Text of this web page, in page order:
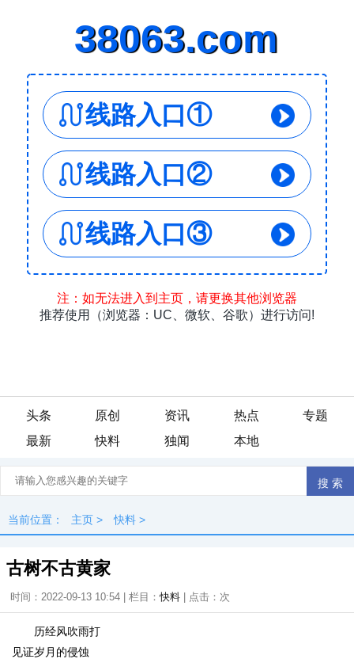
头条 原创 资讯 热点
专题
最新
快料 独闻 本地
当前位置： 主页 > 快料 >
古树不古黄家
时间：2022-09-13 10:54 | 栏目：快料 | 点击： 次
历经风吹雨打
见证岁月的侵蚀